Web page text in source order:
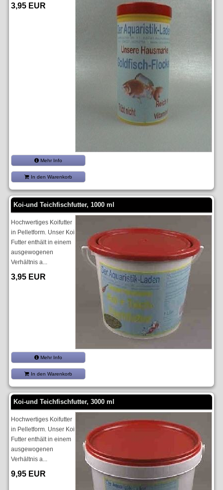
3,95 EUR
Mehr Info
In den Warenkorb
Koi-und Teichfischfutter, 1000 ml
Hochwertiges Koifutter
in Pelletform. Unser Koi
Futter enthält in einem
ausgewogenen
Verhältnis a...
3,95 EUR
Mehr Info
In den Warenkorb
Koi-und Teichfischfutter, 3000 ml
Hochwertiges Koifutter
in Pelletform. Unser Koi
Futter enthält in einem
ausgewogenen
Verhältnis a...
9,95 EUR